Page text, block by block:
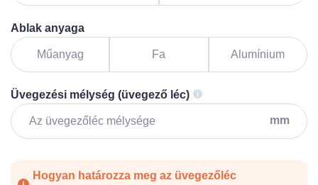
Ablak anyaga
Műanyag Fa Alumínium
Üvegezési mélység (üvegező léc)
mm
Hogyan határozza meg az üvegezőléc